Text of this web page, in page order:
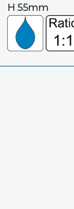
H 55mm